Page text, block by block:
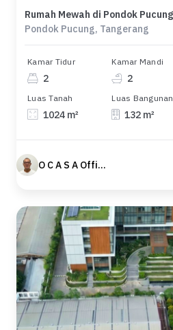
Pondok Pucung, Tangerang
Kamar Tidur
2
Kamar Mandi
2
Luas Tanah
1024 m²
Luas Bangunan
132 m²
O C A S A Official property perfected